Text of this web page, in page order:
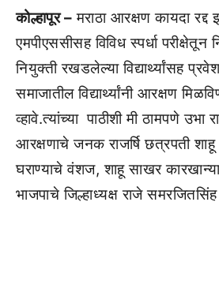
कोल्हापूर – मराठा आरक्षण कायदा रद्द
एमपीएससीसह विविध स्पर्धा
नियुक्ती रखडलेल्या विद्यार्थ्यांसह
समाजातील विद्यार्थ्यांनी आरक्षण
व्हावे.त्यांच्या पाठीशी मी ठामपणे उभा
आरक्षणाचे जनक राजर्षि छत्रपती
घराण्याचे वंशज, शाहू साखर
भाजपाचे जिल्हाध्यक्ष राजे